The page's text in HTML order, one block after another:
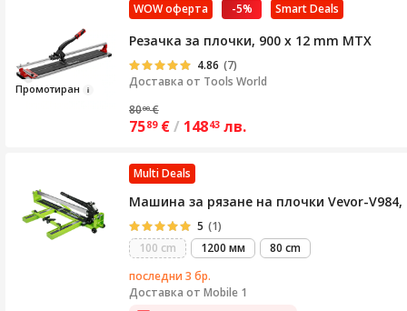
Промотиран
Smart Deals
-5%
WOW оферта
Резачка за плочки, 900 x 12 mm MTX
4.86 (7)
Доставка от Tools World
8000 €
7589 €/ 14843 лв.
Multi Deals
Машина за рязане на плочки Vevor-
5 (1)
100 cm
1200 мм
80 cm
последни 3 бр.
Доставка от Mobile 1